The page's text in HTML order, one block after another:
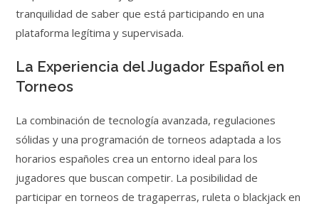
tranquilidad de saber que está participando en una
plataforma legítima y supervisada.
La Experiencia del Jugador Español en
Torneos
La combinación de tecnología avanzada, regulaciones
sólidas y una programación de torneos adaptada a los
horarios españoles crea un entorno ideal para los
jugadores que buscan competir. La posibilidad de
participar en torneos de tragaperras, ruleta o blackjack en